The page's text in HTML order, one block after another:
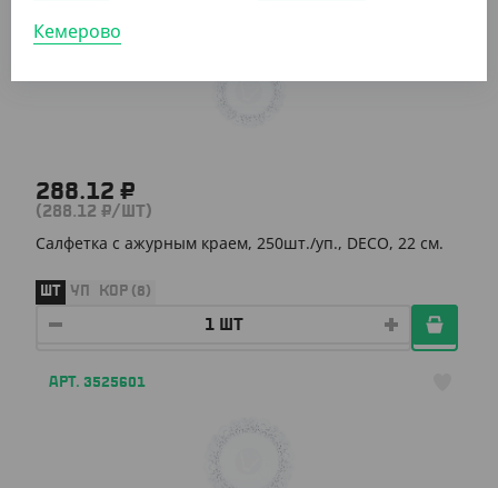
288.12 ₽
(288.12 ₽/ШТ)
Салфетка с ажурным краем, 250шт./уп., DECO, 22 см.
ШТ УП КОР (8)
АРТ. 3525601
Кемерово